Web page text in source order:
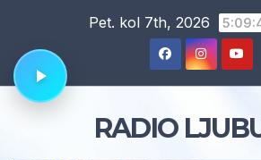
content
Pet. kol 7th, 2026
RADIO